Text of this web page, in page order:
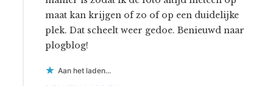
maat kan krijgen of zo of op een duidelijke
plek. Dat scheelt weer gedoe. Benieuwd naar
plogblog!
Aan het laden...